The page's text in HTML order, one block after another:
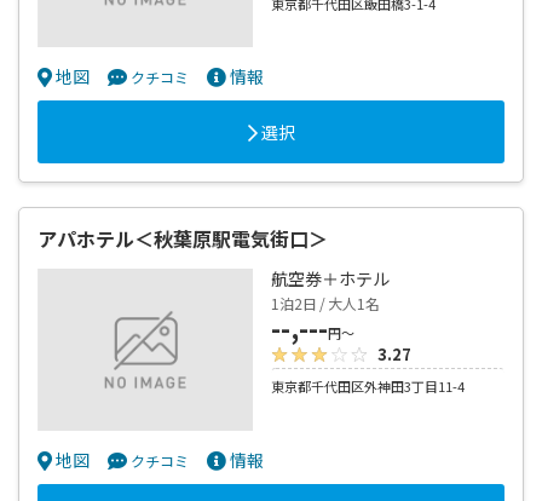
地図 クチコミ 情報
選択
アパホテル＜秋葉原駅電気街口＞
航空券＋ホテル
1泊2日 / 大人1名
--,---円～
3.27
東京都千代田区外神田3丁目11-4
地図 クチコミ 情報